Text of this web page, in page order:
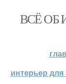
ВСЁ ОБ
интерьер